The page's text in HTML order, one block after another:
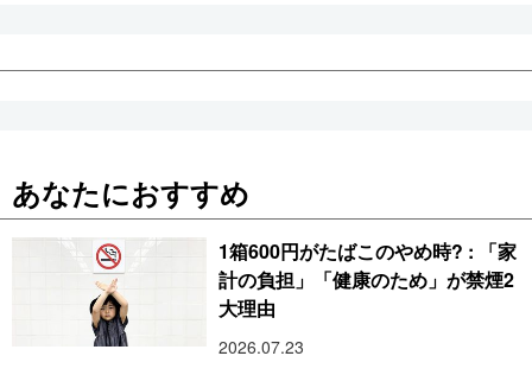
あなたにおすすめ
1箱600円がたばこのやめ時? : 「家
計の負担」「健康のため」が禁煙2
大理由
2026.07.23